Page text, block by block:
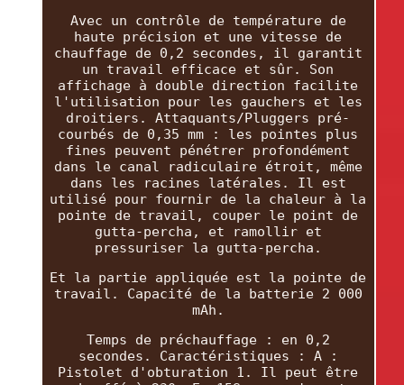
Avec un contrôle de température de
haute précision et une vitesse de
chauffage de 0,2 secondes, il garantit
un travail efficace et sûr. Son
affichage à double direction facilite
l'utilisation pour les gauchers et les
droitiers. Attaquants/Pluggers pré-
courbés de 0,35 mm : les pointes plus
fines peuvent pénétrer profondément
dans le canal radiculaire étroit, même
dans les racines latérales. Il est
utilisé pour fournir de la chaleur à la
pointe de travail, couper le point de
gutta-percha, et ramollir et
pressuriser la gutta-percha.
Et la partie appliquée est la pointe de
travail. Capacité de la batterie 2 000
mAh.
Temps de préchauffage : en 0,2
secondes. Caractéristiques : A :
Pistolet d'obturation 1. Il peut être